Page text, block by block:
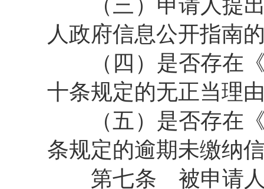
（三）申请人提出
人政府信息公开指南
（四）是否存在《
十条规定的无正当理
（五）是否存在《
条规定的逾期未缴纳
第七条 被申请